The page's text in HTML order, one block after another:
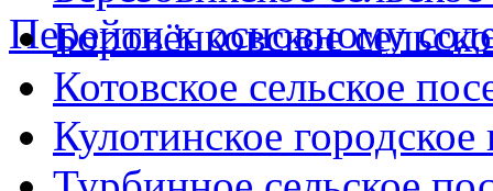
Перейти к основному
Боровёнковское
Котовское сельское
Кулотинское городское